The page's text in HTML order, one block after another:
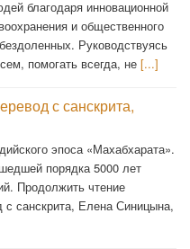
благодаря инновационной
и общественного
Руководствуясь
помогать всегда, не [...]
с санскрита,
эпоса «Махабхарата».
порядка 5000 лет
Продолжить чтение
с санскрита, Елена Синицына,